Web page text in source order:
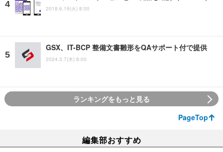
2018.6.19(火) 8:00
GSX、IT-BCP 整備文書雛形をQAサポート付で提供
2024.3.7(木) 8:00
ランキングをもっと見る
PageTop
編集部おすすめ